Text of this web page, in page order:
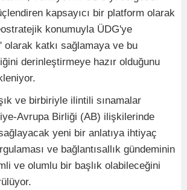
kapsayıcı bir platform olarak
konumuyla ÜDG'ye
katkı sağlamaya ve bu
derinleştirmeye hazır olduğunu
ve birbiriyle ilintili sınamalar
Avrupa Birliği (AB) ilişkilerinde
yeni bir anlatıya ihtiyaç
ve bağlantısallık gündeminin
ve olumlu bir başlık olabileceğini